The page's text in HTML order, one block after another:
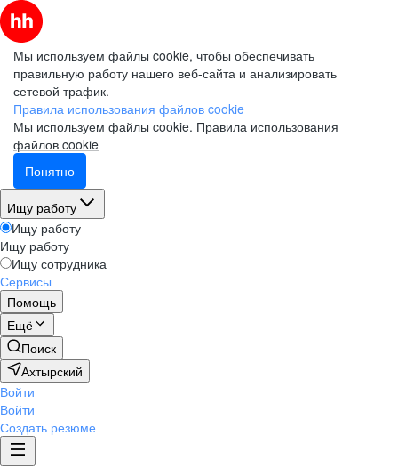
Мы используем файлы cookie, чтобы обеспечивать
правильную работу нашего веб-сайта и анализировать
сетевой трафик.
Правила использования файлов cookie
Мы используем файлы cookie. Правила использования
файлов cookie
Понятно
Ищу работу
Ищу работу
Ищу работу
Ищу сотрудника
Сервисы
Помощь
Ещё
Поиск
Ахтырский
Войти
Войти
Создать резюме